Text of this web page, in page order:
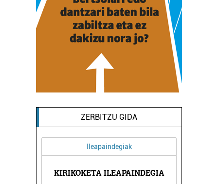
ZERBITZU GIDA
ILEAPAINDEGIA KABIGORRI